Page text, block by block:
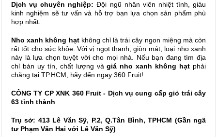
Dịch vụ chuyên nghiệp: Đội ngũ nhân viên nhiệt tình, giàu
kinh nghiệm sẽ tư vấn và hỗ trợ bạn lựa chọn sản phẩm phù
hợp nhất.
Nho xanh không hạt không chỉ là trái cây ngon miệng mà còn
rất tốt cho sức khỏe. Với vị ngọt thanh, giòn mát, loại nho xanh
này là lựa chọn tuyệt vời cho mọi nhà. Nếu bạn đang tìm địa
chỉ bán uy tín, chất lượng vàgiá nho xanh không hạt phải
chăng tại TP.HCM, hãy đến ngay 360 Fruit!
CÔNG TY CP XNK 360 Fruit - Dịch vụ cung cấp giỏ trái cây
63 tỉnh thành
Trụ sở: 413 Lê Văn Sỹ, P.2, Q.Tân Bình, TPHCM (Gần ngã
tư Phạm Văn Hai với Lê Văn Sỹ)